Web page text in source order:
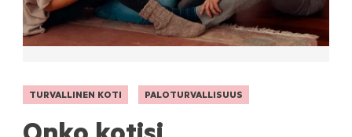
TURVALLINEN KOTI PALOTURVALLISUUS